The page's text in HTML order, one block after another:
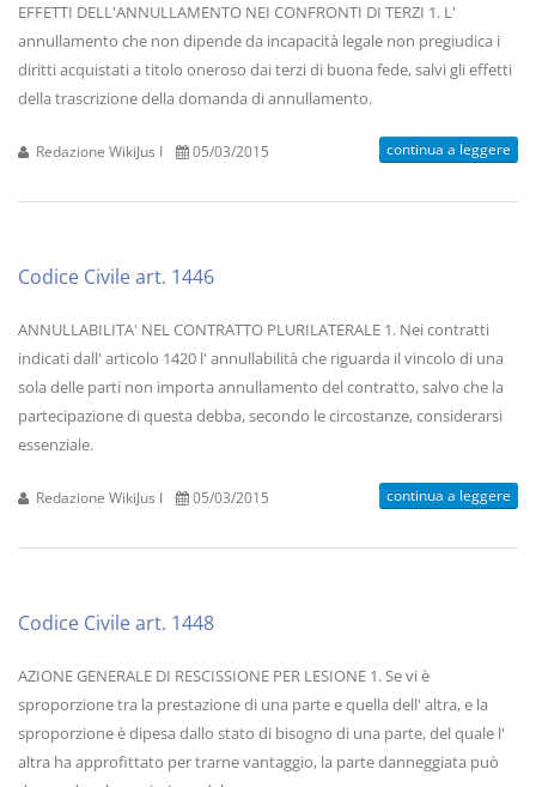
EFFETTI DELL'ANNULLAMENTO NEI CONFRONTI DI TERZI 1. L'
annullamento che non dipende da incapacità legale non pregiudica i
diritti acquistati a titolo oneroso dai terzi di buona fede, salvi gli effetti
della trascrizione della domanda di annullamento.
Redazione WikiJus I 05/03/2015 continua a leggere
Codice Civile art. 1446
ANNULLABILITA' NEL CONTRATTO PLURILATERALE 1. Nei contratti
indicati dall' articolo 1420 l' annullabilità che riguarda il vincolo di una
sola delle parti non importa annullamento del contratto, salvo che la
partecipazione di questa debba, secondo le circostanze, considerarsi
essenziale.
Redazione WikiJus I 05/03/2015 continua a leggere
Codice Civile art. 1448
AZIONE GENERALE DI RESCISSIONE PER LESIONE 1. Se vi è
sproporzione tra la prestazione di una parte e quella dell' altra, e la
sproporzione è dipesa dallo stato di bisogno di una parte, del quale l'
altra ha approfittato per trarne vantaggio, la parte danneggiata può